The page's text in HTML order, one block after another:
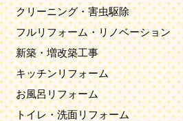
クリーニング・害虫駆除
フルリフォーム・リノベーション
新築・増改築工事
キッチンリフォーム
お風呂リフォーム
トイレ・洗面リフォーム